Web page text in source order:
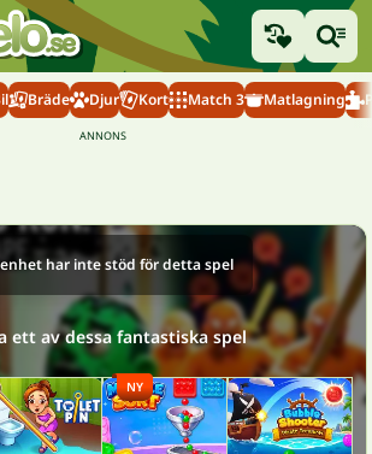
Bräde Djur Kort Match 3 Matlagning
har inte stöd för detta spel
ett av dessa fantastiska spel
NY